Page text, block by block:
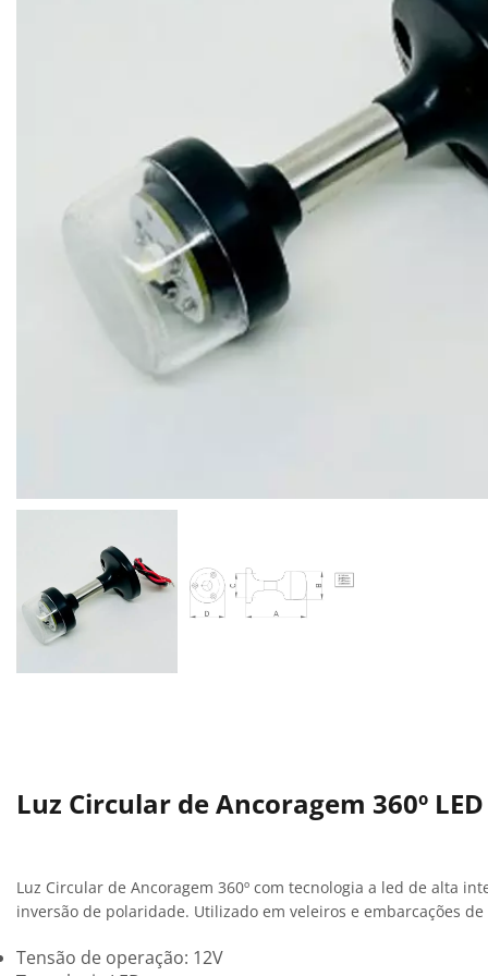
Luz Circular de Ancoragem 360º
Luz Circular de Ancoragem 360º com tecnologia a led de alta
inversão de polaridade. Utilizado em veleiros e embarcações de
Tensão de operação: 12V